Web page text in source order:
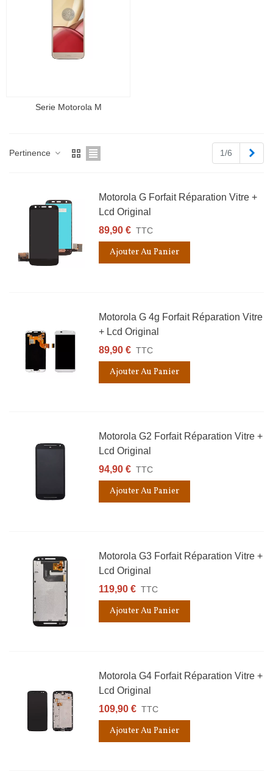
Serie Motorola M
Pertinence 1/6
Motorola G Forfait Réparation Vitre +
Lcd Original
89,90 € TTC
Ajouter Au Panier
Motorola G 4g Forfait Réparation Vitre
+ Lcd Original
89,90 € TTC
Ajouter Au Panier
Motorola G2 Forfait Réparation Vitre +
Lcd Original
94,90 € TTC
Ajouter Au Panier
Motorola G3 Forfait Réparation Vitre +
Lcd Original
119,90 € TTC
Ajouter Au Panier
Motorola G4 Forfait Réparation Vitre +
Lcd Original
109,90 € TTC
Ajouter Au Panier